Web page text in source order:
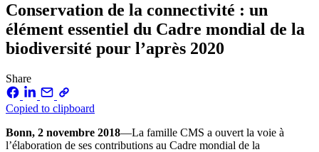
Conservation de la connectivité : un
élément essentiel du Cadre mondial de la
biodiversité pour l’après 2020
Share
Copied to clipboard
Bonn, 2 novembre 2018—La famille CMS a ouvert la voie à
l’élaboration de ses contributions au Cadre mondial de la